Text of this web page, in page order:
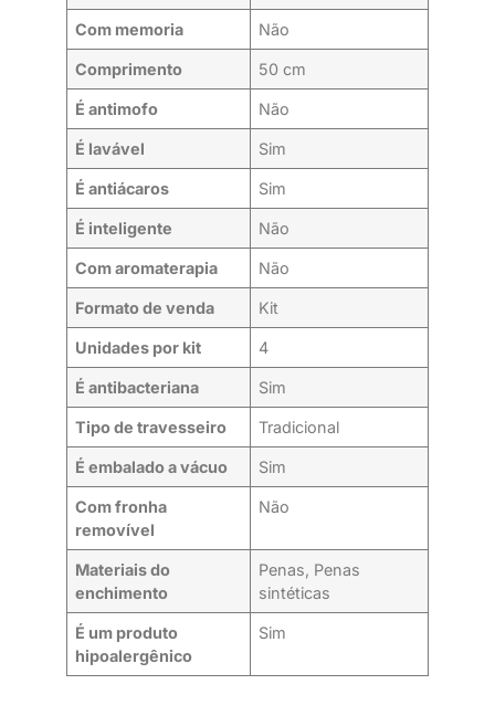
Com memoria Não
Comprimento 50 cm
É antimofo Não
É lavável Sim
É antiácaros Sim
É inteligente Não
Com aromaterapia Não
Formato de venda Kit
Unidades por kit 4
É antibacteriana Sim
Tipo de travesseiro Tradicional
É embalado a vácuo Sim
Com fronha
removível
Não
Materiais do
enchimento
Penas, Penas
sintéticas
É um produto
hipoalergênico
Sim